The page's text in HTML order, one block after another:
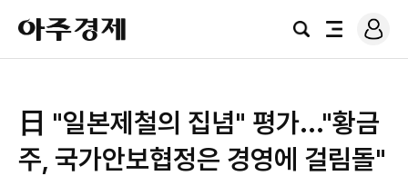
아
주
경
검
전
로
그
日 "일본제철의 집념" 평가..."황금
주, 국가안보협정은 경영에 걸림돌"